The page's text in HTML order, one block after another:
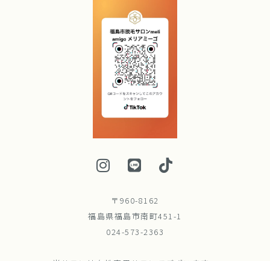
〒960-8162
福島県福島市南町451-1
024-573-2363